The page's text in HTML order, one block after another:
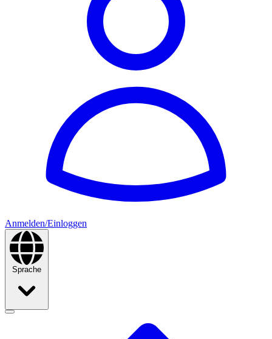
Anmelden/Einloggen
Sprache